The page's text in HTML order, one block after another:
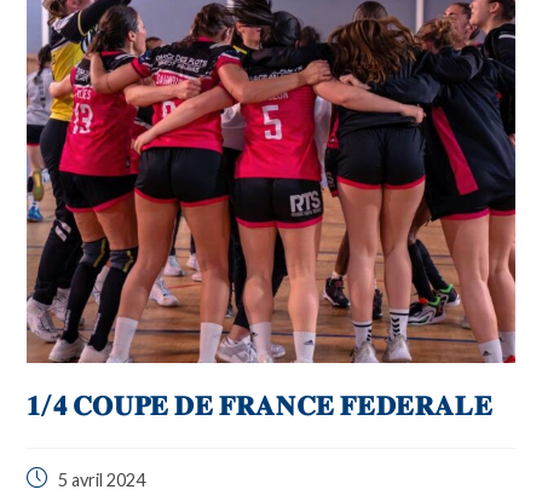
𝟏/𝟒 𝐂𝐎𝐔𝐏𝐄 𝐃𝐄 𝐅𝐑𝐀𝐍𝐂𝐄 𝐅𝐄𝐃𝐄𝐑𝐀𝐋𝐄
5 avril 2024